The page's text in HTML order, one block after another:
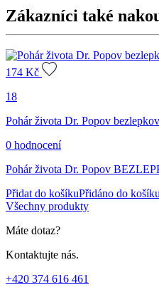
množství
Zákazníci také
174 Kč
18
Pohár života Dr. Popov
0 hodnocení
Pohár života Dr. Popov
Přidat do košíkuPřidáno do košíku
Všechny produkty
Máte dotaz?
Kontaktujte nás.
+420 374 616 461